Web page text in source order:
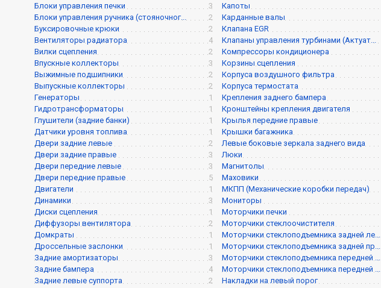
Блоки управления печки
3
Блоки управления ручника (стояночног...
2
Буксировочные крюки
2
Вентиляторы радиатора
4
Вилки сцепления
2
Впускные коллекторы
3
Выжимные подшипники
2
Выпускные коллекторы
2
Генераторы
1
Гидротрансформаторы
1
Глушители (задние банки)
1
Датчики уровня топлива
1
Двери задние левые
2
Двери задние правые
3
Двери передние левые
3
Двери передние правые
5
Двигатели
1
Динамики
3
Диски сцепления
1
Диффузоры вентилятора
2
Домкраты
1
Дроссельные заслонки
1
Задние амортизаторы
3
Задние бампера
4
Задние левые суппорта
2
Капоты
Карданные валы
Клапана EGR
Клапаны управления турбинами (Актуат...
Компрессоры кондиционера
Корзины сцепления
Корпуса воздушного фильтра
Корпуса термостата
Крепления заднего бампера
Кронштейны крепления двигателя
Крылья передние правые
Крышки багажника
Левые боковые зеркала заднего вида
Люки
Магнитолы
Маховики
МКПП (Механические коробки передач)
Мониторы
Моторчики печки
Моторчики стеклоочистителя
Моторчики стеклоподъемника задней ле...
Моторчики стеклоподъемника задней пр...
Моторчики стеклоподъемника передней ...
Моторчики стеклоподъемника передней ...
Накладки на левый порог